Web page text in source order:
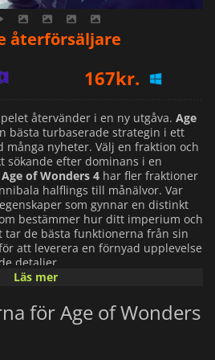
återförsäljare
158kr.
167kr.
227kr.
återvänder i en ny utgåva. Age
bästa turbaserade strategin i ett
många nyheter. Välj en fraktion och
sökande efter dominans i en
Age of Wonders 4 har fler fraktioner
halflings till månälvor. Var
som gynnar en distinkt
bestämmer hur ditt imperium och
tar de bästa funktionerna från sin
att leverera en förnyad upplevelse
detaljer.
du dina hjältar och trupper
mot alla typer av fiender,
krigförande fraktioner och även
Bygg upp dina arméer och styr
strider och använd
Läs mer
för Age of Wonders